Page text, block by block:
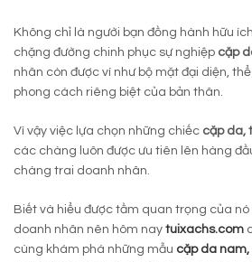
Không chỉ là người bạn đồng hành hữu
chặng đường chinh phục sự nghiệp cặp
nhân còn được ví như bộ mặt đại diện,
phong cách riêng biệt của bản thân.
Vì vậy việc lựa chọn những chiếc cặp da,
các chàng luôn được ưu tiên lên hàng
chàng trai doanh nhân.
Biết và hiểu được tầm quan trọng của
doanh nhân nên hôm nay tuixachs.com
cùng khám phá những mẫu cặp da